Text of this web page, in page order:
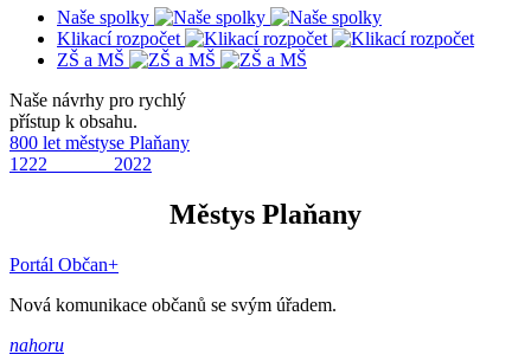
Naše spolky
Klikací rozpočet
ZŠ a MŠ
Naše návrhy pro rychlý
přístup k obsahu.
800 let městyse Plaňany
1222 2022
Městys Plaňany
Portál Občan+
Nová komunikace občanů se svým úřadem.
nahoru